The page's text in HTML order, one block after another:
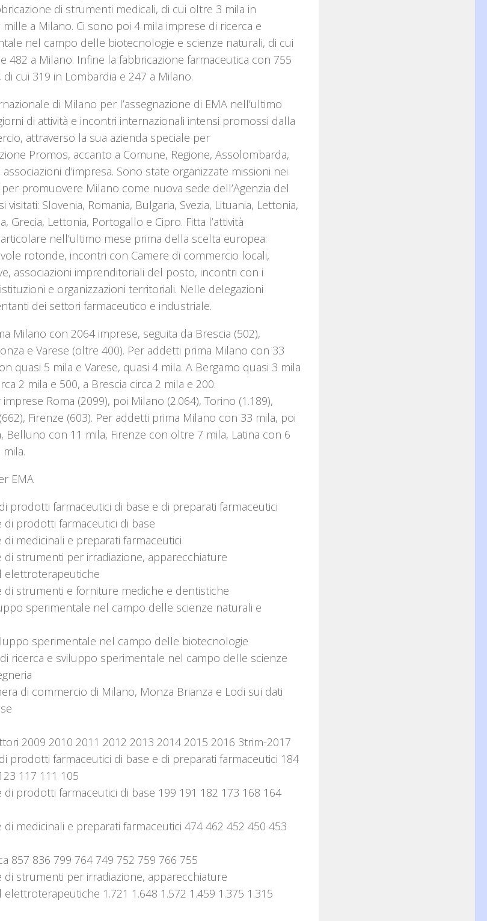
di strumenti medicali, di cui oltre 3 mila in
a Milano. Ci sono poi 4 mila imprese di ricerca e
nel campo delle biotecnologie e scienze naturali, di cui
482 a Milano. Infine la fabbricazione farmaceutica con 755
cui 319 in Lombardia e 247 a Milano.
di Milano per l’assegnazione di EMA nell’ultimo
di attività e incontri internazionali intensi promossi dalla
attraverso la sua azienda speciale per
Promos, accanto a Comune, Regione, Assolombarda,
d’impresa. Sono state organizzate missioni nei
promuovere Milano come nuova sede dell’Agenzia del
visitati: Slovenia, Romania, Bulgaria, Svezia, Lituania, Lettonia,
Grecia, Lettonia, Portogallo e Cipro. Fitta l’attività
nell’ultimo mese prima della scelta europea:
rotonde, incontri con Camere di commercio locali,
associazioni imprenditoriali del posto, incontri con i
e organizzazioni territoriali. Nelle delegazioni
dei settori farmaceutico e industriale.
Milano con 2064 imprese, seguita da Brescia (502),
e Varese (oltre 400). Per addetti prima Milano con 33
quasi 5 mila e Varese, quasi 4 mila. A Bergamo quasi 3 mila
2 mila e 500, a Brescia circa 2 mila e 200.
Roma (2099), poi Milano (2.064), Torino (1.189),
Firenze (603). Per addetti prima Milano con 33 mila, poi
Belluno con 11 mila, Firenze con oltre 7 mila, Latina con 6
EMA
prodotti farmaceutici di base e di preparati farmaceutici
di prodotti farmaceutici di base
di medicinali e preparati farmaceutici
di strumenti per irradiazione, apparecchiature
elettroterapeutiche
di strumenti e forniture mediche e dentistiche
sperimentale nel campo delle scienze naturali e
sperimentale nel campo delle biotecnologie
ricerca e sviluppo sperimentale nel campo delle scienze
di commercio di Milano, Monza Brianza e Lodi sui dati
2009 2010 2011 2012 2013 2014 2015 2016 3trim-2017
prodotti farmaceutici di base e di preparati farmaceutici 184
117 111 105
di prodotti farmaceutici di base 199 191 182 173 168 164
di medicinali e preparati farmaceutici 474 462 452 450 453
857 836 799 764 749 752 759 766 755
di strumenti per irradiazione, apparecchiature
1.721 1.648 1.572 1.459 1.375 1.315